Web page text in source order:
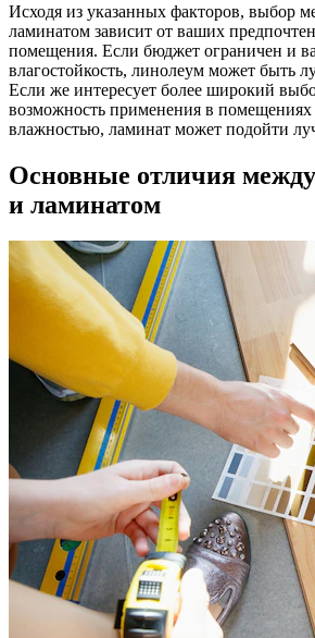
Исходя из указанных факторов, выбор
ламинатом зависит от ваших
помещения. Если бюджет ограничен и
влагостойкость, линолеум может быть
Если же интересует более широкий
возможность применения в помещениях
влажностью, ламинат может подойти
Основные отличия
и ламинатом